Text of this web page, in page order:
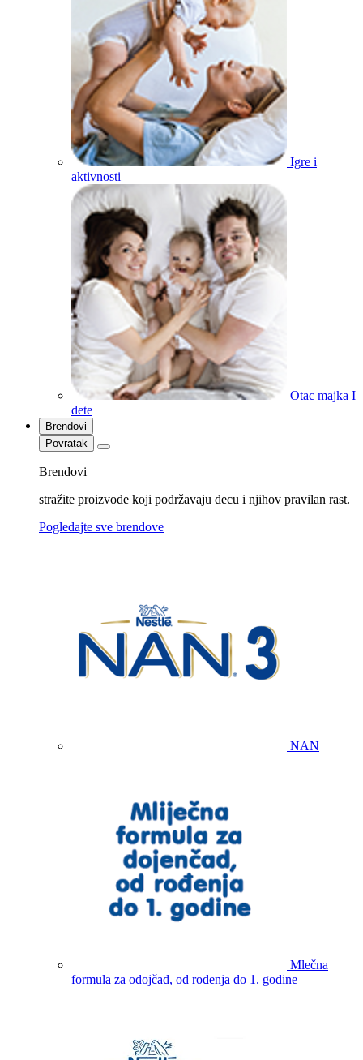
Igre i
aktivnosti
Otac majka I
dete
Brendovi
Povratak
Brendovi
stražite proizvode koji podržavaju decu i njihov pravilan rast.
Pogledajte sve brendove
NAN
Mlečna
formula za odojčad, od rođenja do 1. godine